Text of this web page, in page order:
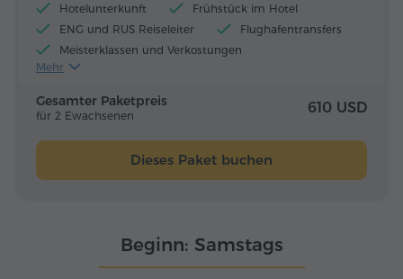
Hotelunterkunft
Frühstück im Hotel
ENG und RUS Reiseleiter
Flughafentransfers
Meisterklassen und Verkostungen
Flugtickets
Mehr
Gesamter Paketpreis
für 2 Ewachsenen 610 USD
Dieses Paket buchen
Beginn: Samstags